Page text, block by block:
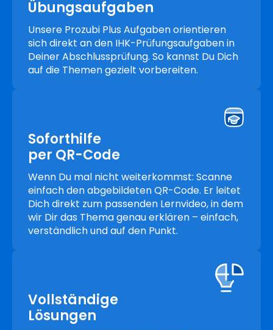
Übungsaufgaben
Unsere Prozubi Plus Aufgaben orientieren
sich direkt an den IHK-Prüfungsaufgaben in
Deiner Abschlussprüfung. So kannst Du Dich
auf die Themen gezielt vorbereiten.
Soforthilfe
per QR-Code
Wenn Du mal nicht weiterkommst: Scanne
einfach den abgebildeten QR-Code. Er leitet
Dich direkt zum passenden Lernvideo, in dem
wir Dir das Thema genau erklären – einfach,
verständlich und auf den Punkt.
Vollständige
Lösungen